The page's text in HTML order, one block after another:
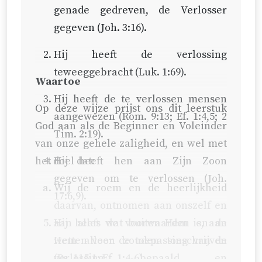
genade gedreven, de Verlosser
gegeven (Joh. 3:16).
Hij heeft de verlossing
teweeggebracht (Luk. 1:69).
Hij heeft de te verlossen mensen
aangewezen (Rom. 9:13; Ef. 1:4,5; 2
Tim. 2:19).
Hij heeft hen aan Zijn Zoon
gegeven om te verlossen (Joh.
17:6,9).
Waartoe
Op deze wijze prijst ons dit leerstuk
God aan als de Beginner en Voleinder
van onze gehele zaligheid, en wel met
het doel dat:
Wij de roem en de heerlijkheid